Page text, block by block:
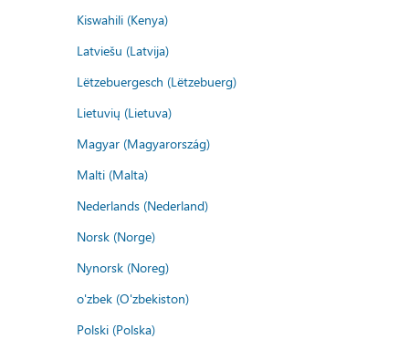
Kiswahili (Kenya)
Latviešu (Latvija)
Lëtzebuergesch (Lëtzebuerg)
Lietuvių (Lietuva)
Magyar (Magyarország)
Malti (Malta)
Nederlands (Nederland)
Norsk (Norge)
Nynorsk (Noreg)
o'zbek (O'zbekiston)
Polski (Polska)